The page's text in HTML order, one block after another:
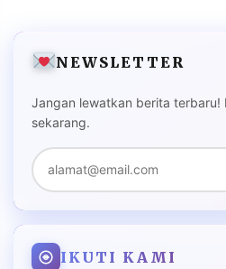
NEWSLETTER
Jangan lewatkan berita terbaru!
sekarang.
IKUTI KAMI